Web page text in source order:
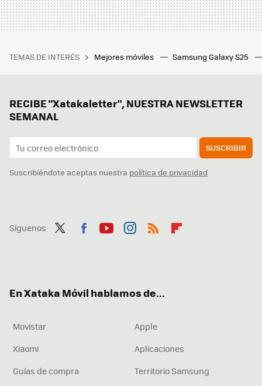
TEMAS DE INTERÉS Mejores móviles Samsung Galaxy S25
RECIBE "Xatakaletter", NUESTRA NEWSLETTER
SEMANAL
SUSCRIBIR
Suscribiéndote aceptas nuestra política de privacidad
Síguenos
En Xataka Móvil hablamos de...
Movistar
Apple
Xiaomi
Aplicaciones
Guías de compra
Territorio Samsung